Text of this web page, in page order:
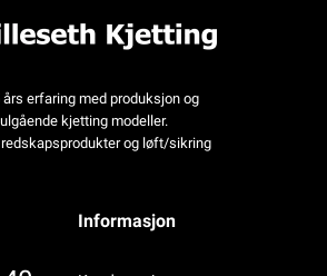
års erfaring med produksjon og
kjetting modeller.
redskapsprodukter og løft/sikring
Informasjon